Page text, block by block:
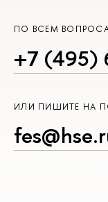
ПО ВСЕМ
+7 (495)
ИЛИ ПИШИТЕ НА